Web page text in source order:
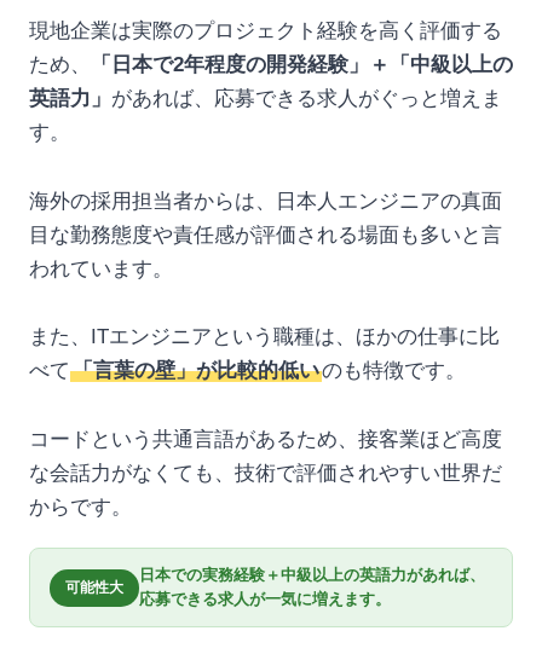
現地企業は実際のプロジェクト経験を高く評価する
ため、
「日本で2年程度の開発経験」＋「中級以上の
英語力」 があれば、応募できる求人がぐっと増えま
す。
海外の採用担当者からは、日本人エンジニアの真面
目な勤務態度や責任感が評価される場面も多いと言
われています。
また、ITエンジニアという職種は、ほかの仕事に比
べて 「言葉の壁」が比較的低いのも特徴です。
コードという共通言語があるため、接客業ほど高度
な会話力がなくても、技術で評価されやすい世界だ
からです。
可能性大
日本での実務経験＋中級以上の英語力があれば、
応募できる求人が一気に増えます。